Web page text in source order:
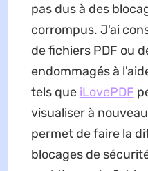
pas dus à des
corrompus. J'ai
de fichiers PDF ou
endommagés à
tels que iLovePDF
visualiser à
permet de faire la
blocages de